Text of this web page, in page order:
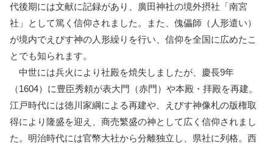
代後期には文献に記録があり、廣田神社の境外摂社「南宮
社」として篤く信仰されました。また、傀儡師（人形遣い）
が境内でえびす神の人形繰りを行い、信仰を全国に広めたこ
とでも知られます。
中世には兵火により社殿を焼失しましたが、慶長9年
（1604）に豊臣秀頼が表大門（赤門）や本殿・拝殿を再建。
江戸時代には徳川家綱による再建や、えびす神像札の版権取
得により隆盛を迎え、商売繁盛の神として広く信仰されまし
た。明治時代には官幣大社から分離独立し、県社に列格。西